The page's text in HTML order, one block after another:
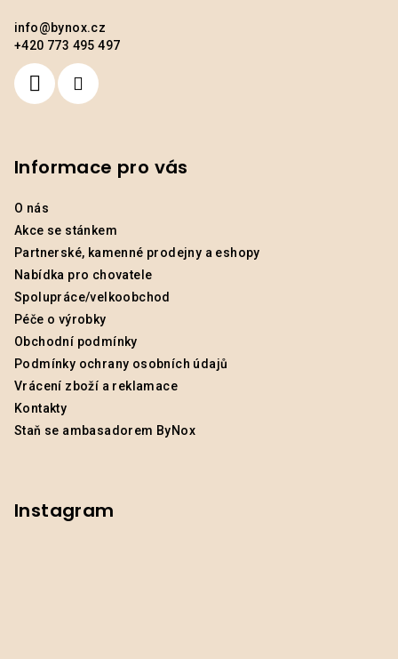
info@bynox.cz
+420 773 495 497
Informace pro vás
O nás
Akce se stánkem
Partnerské, kamenné prodejny a eshopy
Nabídka pro chovatele
Spolupráce/velkoobchod
Péče o výrobky
Obchodní podmínky
Podmínky ochrany osobních údajů
Vrácení zboží a reklamace
Kontakty
Staň se ambasadorem ByNox
Instagram